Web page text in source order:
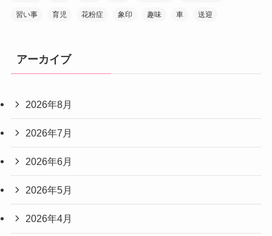
習い事 育児 花粉症 象印 趣味 車 送迎
アーカイブ
2026年8月
2026年7月
2026年6月
2026年5月
2026年4月